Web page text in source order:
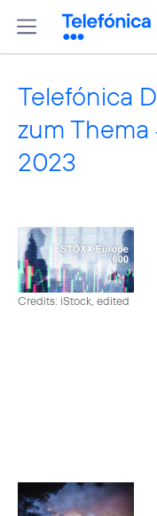
Telefónica
zum
2023
Credits: iStock, edited